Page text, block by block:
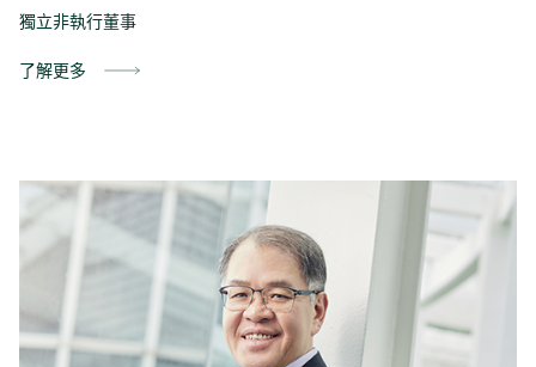
獨立非執行董事
了解更多